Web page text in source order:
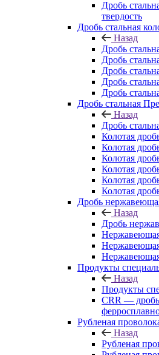
Дробь
твердость
Дробь стальная
Назад
Дробь
Дробь
Дробь
Дробь
Дробь
Дробь стальная
Назад
Дробь
Колотая
Колотая
Колотая
Колотая
Колотая
Колотая
Дробь
Назад
Дробь
Нержавеющая
Продукты
Назад
Продукты
CRR —
Рубленая
Назад
Рубленая